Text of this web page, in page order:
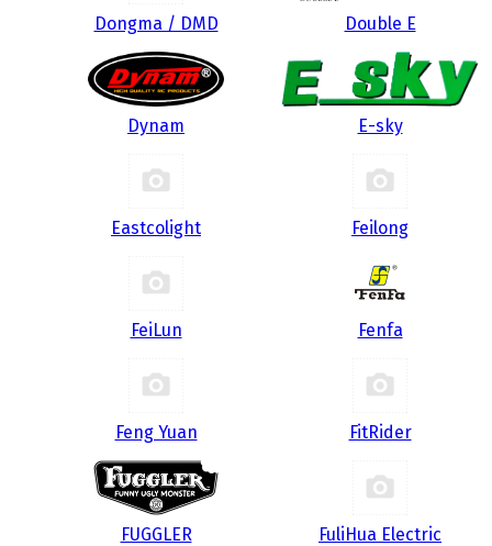
Dongma / DMD Double E
Dynam E-sky
Eastcolight Feilong
FeiLun Fenfa
Feng Yuan FitRider
FUGGLER FuliHua Electric